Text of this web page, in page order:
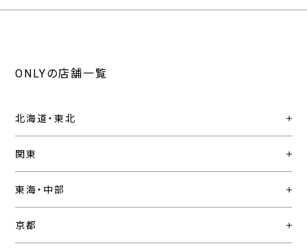
ONLYの店舗一覧
北海道・東北
関東
東海・中部
京都